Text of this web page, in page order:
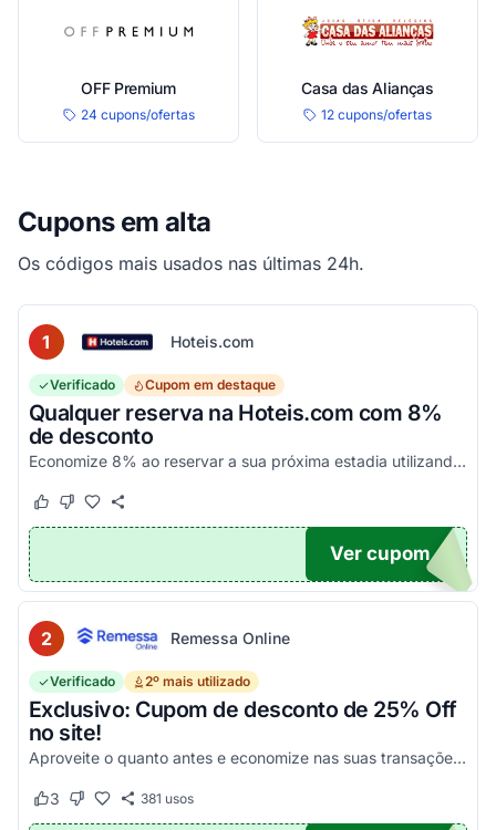
OFF Premium
24 cupons/ofertas
Casa das Alianças
12 cupons/ofertas
Cupons em alta
Os códigos mais usados nas últimas 24h.
1 Hoteis.com
Verificado Cupom em destaque
Qualquer reserva na Hoteis.com com 8%
de desconto
Economize 8% ao reservar a sua próxima estadia utilizando este código promocional em estabelecimentos participantes da Hoteis.com.
Este cupom funcionou
Este cupom não funcionou
POM6
Ver cupom
2 Remessa Online
Verificado 2º mais utilizado
Exclusivo: Cupom de desconto de 25% Off
no site!
Aproveite o quanto antes e economize nas suas transações, tanto PF quanto PJ!
Este cupom funcionou
3 Este cupom não funcionou
381 usos